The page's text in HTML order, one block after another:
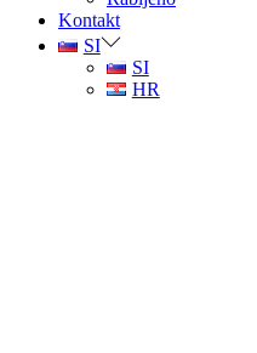
Kontakt
SI
SI
HR